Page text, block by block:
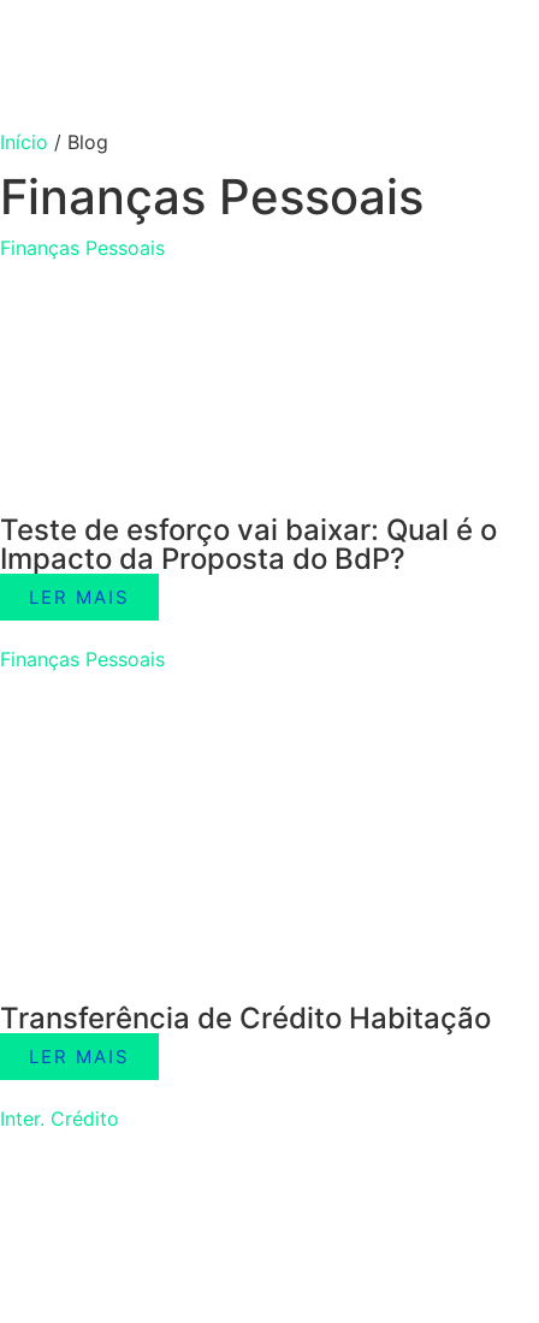
Início / Blog
Finanças Pessoais
Finanças Pessoais
Teste de esforço vai baixar: Qual é o
Impacto da Proposta do BdP?
LER MAIS
Finanças Pessoais
Transferência de Crédito Habitação
LER MAIS
Inter. Crédito